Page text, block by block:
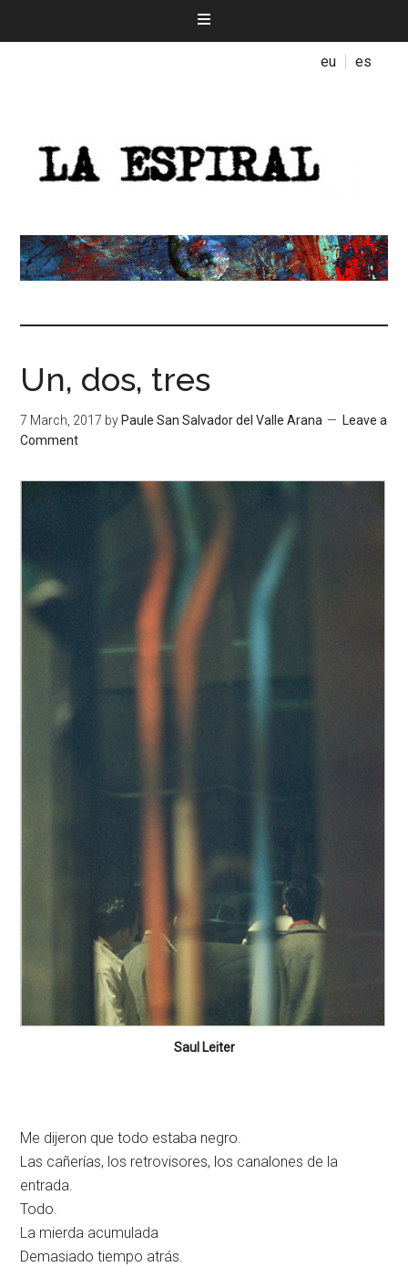
eu es
Un, dos, tres
7 March, 2017 by Paule San Salvador del Valle Arana
Leave a
Comment
Saul Leiter
Me dijeron que todo estaba negro.
Las cañerías, los retrovisores, los canalones de la
entrada.
Todo.
La mierda acumulada
Demasiado tiempo atrás.